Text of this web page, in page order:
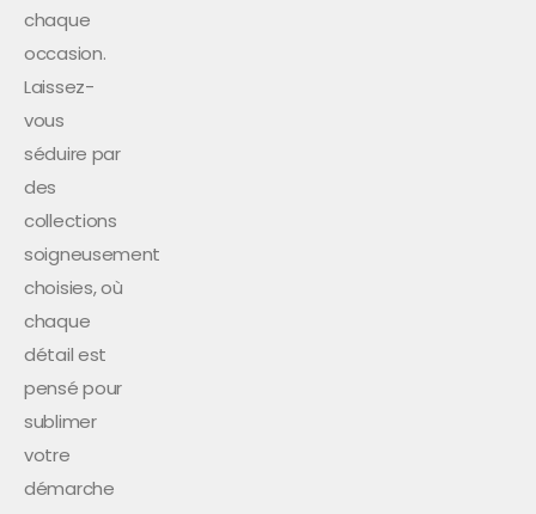
chaque
occasion.
Laissez-
vous
séduire par
des
collections
soigneusement
choisies, où
chaque
détail est
pensé pour
sublimer
votre
démarche